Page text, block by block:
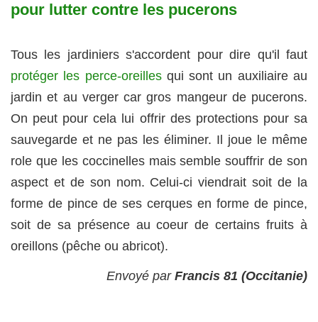
pour lutter contre les pucerons
Tous les jardiniers s'accordent pour dire qu'il faut
protéger les perce-oreillesqui sont un auxiliaire au
jardin et au verger car gros mangeur de pucerons.
On peut pour cela lui offrir des protections pour sa
sauvegarde et ne pas les éliminer. Il joue le même
role que les coccinelles mais semble souffrir de son
aspect et de son nom. Celui-ci viendrait soit de la
forme de pince de ses cerques en forme de pince,
soit de sa présence au coeur de certains fruits à
oreillons (pêche ou abricot).
Envoyé par Francis 81 (Occitanie)